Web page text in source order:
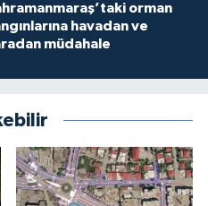
orman
havadan ve
müdahale